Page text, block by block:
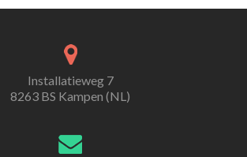
Installatieweg 7
8263 BS Kampen (NL)